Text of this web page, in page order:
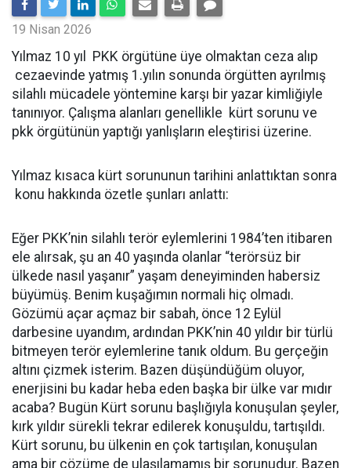
19 Nisan 2026
Yılmaz 10 yıl PKK örgütüne üye olmaktan ceza alıp
cezaevinde yatmış 1.yılın sonunda örgütten ayrılmış
silahlı mücadele yöntemine karşı bir yazar kimliğiyle
tanınıyor. Çalışma alanları genellikle kürt sorunu ve
pkk örgütünün yaptığı yanlışların eleştirisi üzerine.
Yılmaz kısaca kürt sorununun tarihini anlattıktan sonra
konu hakkında özetle şunları anlattı:
Eğer PKK’nin silahlı terör eylemlerini 1984’ten itibaren
ele alırsak, şu an 40 yaşında olanlar “terörsüz bir
ülkede nasıl yaşanır” yaşam deneyiminden habersiz
büyümüş. Benim kuşağımın normali hiç olmadı.
Gözümü açar açmaz bir sabah, önce 12 Eylül
darbesine uyandım, ardından PKK’nin 40 yıldır bir türlü
bitmeyen terör eylemlerine tanık oldum. Bu gerçeğin
altını çizmek isterim. Bazen düşündüğüm oluyor,
enerjisini bu kadar heba eden başka bir ülke var mıdır
acaba? Bugün Kürt sorunu başlığıyla konuşulan şeyler,
kırk yıldır sürekli tekrar edilerek konuşuldu, tartışıldı.
Kürt sorunu, bu ülkenin en çok tartışılan, konuşulan
ama bir çözüme de ulaşılamamış bir sorunudur. Bazen